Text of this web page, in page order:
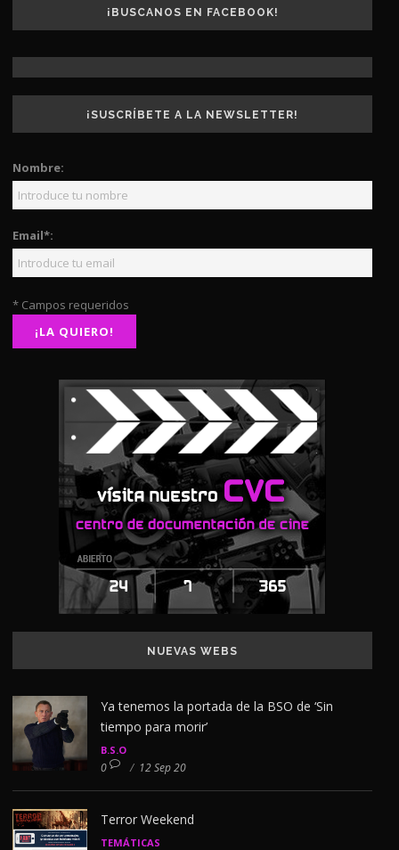
¡BUSCANOS EN FACEBOOK!
¡SUSCRÍBETE A LA NEWSLETTER!
Nombre:
Email*:
* Campos requeridos
NUEVAS WEBS
Ya tenemos la portada de la BSO de ‘Sin
tiempo para morir’
B.S.O
0 / 12 Sep 20
Terror Weekend
TEMÁTICAS